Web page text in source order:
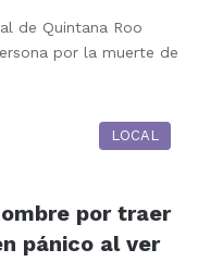
de Quintana Roo
por la muerte de
LOCAL
por traer
pánico al ver